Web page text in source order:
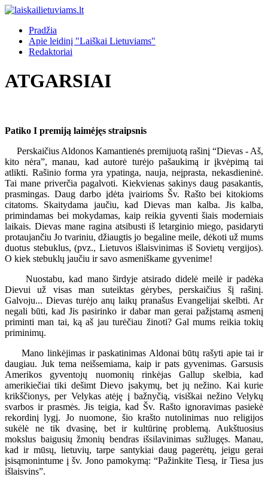
Pradžia
Apie leidinį "Laiškai Lietuviams"
Redaktoriai
ATGARSIAI
Patiko I premiją laimėjęs straipsnis
Perskaičius Aldonos Kamantienės premijuotą rašinį “Dievas - Aš,
kito nėra”, manau, kad autorė turėjo pašaukimą ir įkvėpimą tai
atlikti. Rašinio forma yra ypatinga, nauja, neįprasta, nekasdieninė.
Tai mane priverčia pagalvoti. Kiekvienas sakinys daug pasakantis,
prasmingas. Daug darbo įdėta įvairioms Šv. Rašto bei kitokioms
citatoms. Skaitydama jaučiu, kad Dievas man kalba. Jis kalba,
primindamas bei mokydamas, kaip reikia gyventi šiais moderniais
laikais. Dievas mane ragina atsibusti iš letarginio miego, pasidaryti
protaujančiu Jo tvariniu, džiaugtis jo begaline meile, dėkoti už mums
duotus stebuklus, (pvz., Lietuvos išlaisvinimas iš Sovietų vergijos).
O kiek stebuklų jaučiu ir savo asmeniškame gyvenime!
Nuostabu, kad mano širdyje atsirado didelė meilė ir padėka
Dievui už visas man suteiktas gėrybes, perskaičius šį rašinį.
Galvoju... Dievas turėjo anų laikų pranašus Evangelijai skelbti. Ar
negali būti, kad Jis pasirinko ir dabar man gerai pažįstamą asmenį
priminti man tai, ką aš jau turėčiau žinoti? Gal mums reikia tokių
priminimų.
Mano linkėjimas ir paskatinimas Aldonai būtų rašyti apie tai ir
daugiau. Juk tema neišsemiama, kaip ir pats gyvenimas. Garsusis
Amerikos gyventojų nuomonių rinkėjas Gallup skelbia, kad
amerikiečiai tiki dešimt Dievo įsakymų, bet jų nežino. Kai kurie
krikščionys, per Velykas atėję į bažnyčią, visiškai nežino Velykų
svarbos ir prasmės. Jis teigia, kad Šv. Rašto ignoravimas pasiekė
rekordinį lygį. Jo nuomone, šio krašto nutolinimas nuo religijos
sukėlė ne tik dvasinę, bet ir kultūrinę problemą. Aukštuosius
mokslus baigusių žmonių bendras išsilavinimas sužlugęs. Manau,
kad ir mūsų, lietuvių, tarpe santykiai daug pagerėtų, jeigu gerai
įsisąmonintume į šv. Jono pamokymą: “Pažinkite Tiesą, ir Tiesa jus
išlaisvins”.